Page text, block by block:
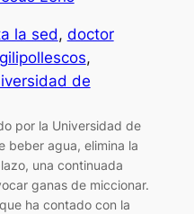
la sed, doctor
de
por la Universidad de
beber agua, elimina la
una continuada
ganas de miccionar.
ha contado con la